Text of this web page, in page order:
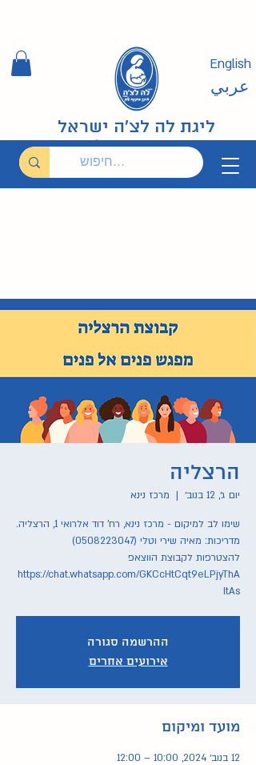
ליגת לה לצ'ה ישראל
English
عربي
הרצליה
יום ג׳, 12 בנוב׳
  |
מרכז נינא
להצטרפות לקבוצת הווצאפ
https://chat.whatsapp.com/GKCcHtCqt9eLPjyThA
ItAs
ההרשמה סגורה
אירועים אחרים
מועד ומיקום
12 בנוב׳ 2024, 10:00 – 12:00